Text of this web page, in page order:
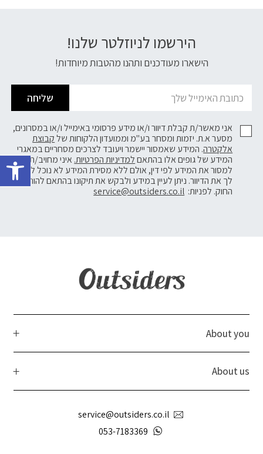
הירשמו לניוזלטר שלנו!
הישארו מעודכנים ותהנו מהטבות מיוחדות!
שליחה
אני מאשר/ת קבלת דיוור ו/או מידע פרסומי באימייל ו/או במסרונים,
מסער א.ת. יזמות ומסחר בע"מ וממועדון הלקוחות שלקבוצת
אלקטרה. המידע שאמסור יישמר ויעובד לצרכים מסחריים במאגרי
המידע של גופים אלו בהתאםלמדיניות הפרטיות. איני מחויב/ת
למסור את המידע לפי דין, אולם ללא מסירת המידע לא נוכל לשלוח
לך את הדיוור. ניתן לעיין במידע ולבקש את תיקונו בהתאם להוראות
החוק. לפניות: service@outsiders.co.il
About you
About us
service@outsiders.co.il
053-7183369